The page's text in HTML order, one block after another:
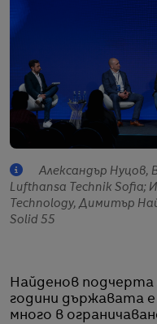
Александър Нуцов,
Lufthansa Technik Sofia;
Technology, Димитър
Solid 55
Найденов подчерта
години държавата
много в